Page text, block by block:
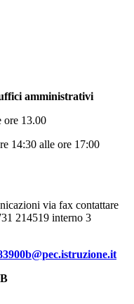
amministrativi
ore 13.00
14:30 alle ore 17:00
via fax contattare
214519 interno 3